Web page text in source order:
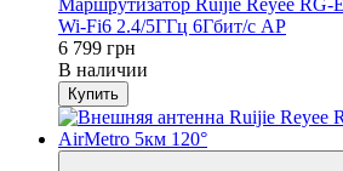
Wi-Fi6 2.4/5ГГц 6Гбит/с AP
6 799 грн
В наличии
Купить